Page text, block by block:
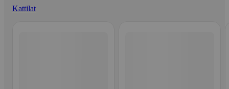
Kattilat